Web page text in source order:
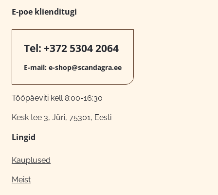
E-poe klienditugi
Tel: +372 5304 2064
E-mail: e-shop@scandagra.ee
Tööpäeviti kell 8:00-16:30
Kesk tee 3, Jüri, 75301, Eesti
Lingid
Kauplused
Meist